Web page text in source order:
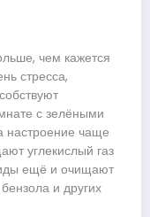
чем кажется
стресса,
с зелёными
настроение чаще
углекислый газ
ещё и очищают
и других